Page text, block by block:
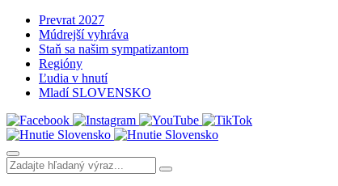
Prevrat 2027
Múdrejší vyhráva
Staň sa našim sympatizantom
Regióny
Ľudia v hnutí
Mladí SLOVENSKO